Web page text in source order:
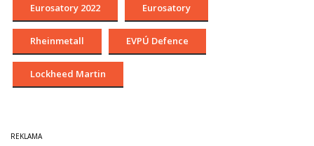
Eurosatory 2022 Eurosatory
Rheinmetall EVPÚ Defence
Lockheed Martin